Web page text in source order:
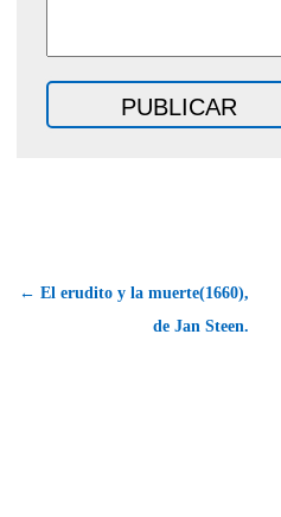
← El erudito y la muerte(1660),
de Jan Steen.